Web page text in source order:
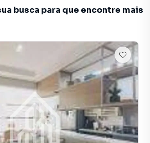
busca para que encontre mais